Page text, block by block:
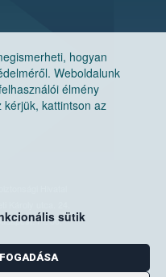
hogyan
Weboldalunk
élmény
kattintson az
sütik
Hivatal
Pf. 30.